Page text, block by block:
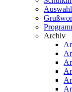
Archiv